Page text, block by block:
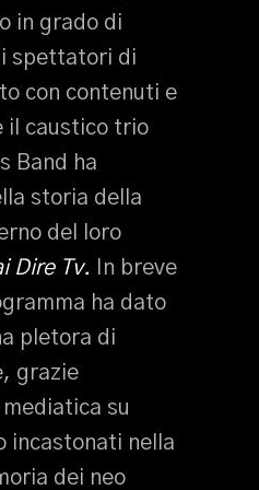
in grado di
spettatori di
con contenuti e
il caustico trio
Band ha
storia della
del loro
Dire Tv.
In breve
ha dato
pletora di
grazie
su
incastonati nella
dei neo